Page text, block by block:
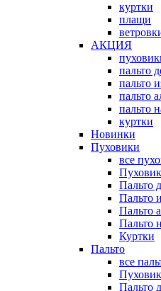
куртки
плащи
АКЦИЯ
пальто
пальто
пальто
пальто
куртки
Новинки
Пуховики
все
Пальто
Пальто
Пальто
Пальто
Куртки
Пальто
все
Пальто